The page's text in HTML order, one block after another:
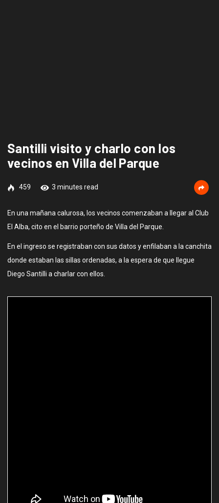
Santilli visito y charlo con los
vecinos en Villa del Parque
459 3 minutes read
En una mañana calurosa, los vecinos comenzaban a llegar al Club
El Alba, cito en el barrio porteño de Villa del Parque.
En el ingreso se registraban con sus datos y enfilaban a la canchita
donde estaban las sillas ordenadas, a la espera de que llegue
Diego Santilli a charlar con ellos.